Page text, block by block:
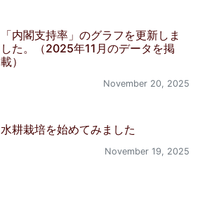
「内閣支持率」のグラフを更新しま
した。（2025年11月のデータを掲
載）
November 20, 2025
水耕栽培を始めてみました
November 19, 2025